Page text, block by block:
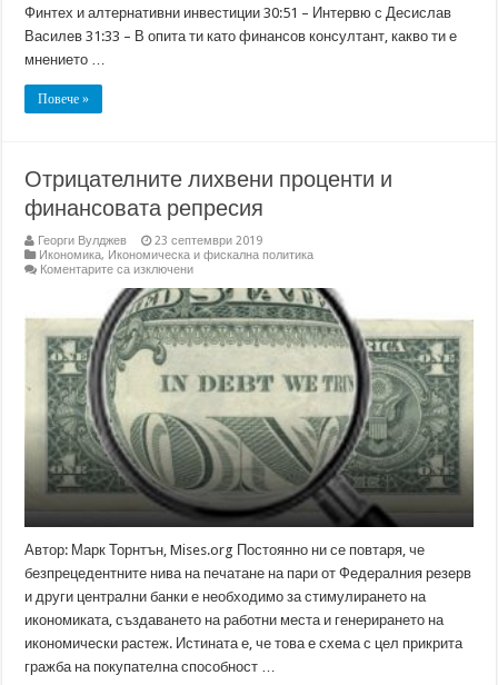
Финтех и алтернативни инвестиции 30:51 – Интервю с Десислав
Василев 31:33 – В опита ти като финансов консултант, какво ти е
мнението …
Повече »
Отрицателните лихвени проценти и
финансовата репресия
Георги Вулджев
23 септември 2019
Икономика, Икономическа и фискална политика
Коментарите са изключениза
лихвени
проценти
и
финансовата
Автор: Марк Торнтън, Mises.org Постоянно ни се повтаря, че
безпрецедентните нива на печатане на пари от Федералния резерв
и други централни банки е необходимо за стимулирането на
икономиката, създаването на работни места и генерирането на
икономически растеж. Истината е, че това е схема с цел прикрита
гражба на покупателна способност …